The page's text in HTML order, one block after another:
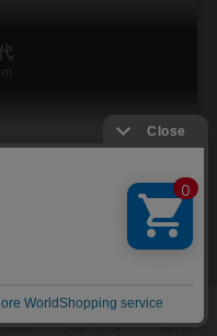
11件
ーは鉄道会社のオーナーと
し、列車を走らせ、都市か
153 303